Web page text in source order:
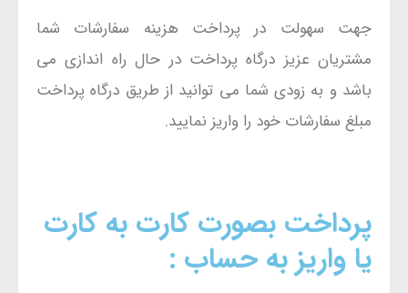
جهت سهولت در پرداخت هزینه سفارشات شما
مشتریان عزیز درگاه پرداخت در حال راه اندازی می
باشد و به زودی شما می توانید از طریق درگاه پرداخت
مبلغ سفارشات خود را واریز نمایید.
پرداخت بصورت کارت به کارت
یا واریز به حساب :